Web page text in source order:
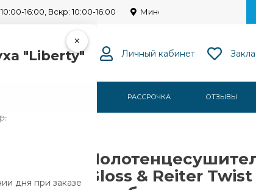
×
"Liberty"
дня при заказе
16:00, Вскр: 10:00-16:00 Минск, ул. Ваупшасова, д. 10,
Личный кабинет
РАССРОЧКА ОТЗЫВЫ
1" резьба
Gloss & Reiter